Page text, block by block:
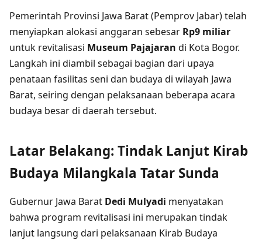
Pemerintah Provinsi Jawa Barat (Pemprov Jabar) telah
menyiapkan alokasi anggaran sebesar Rp9 miliar
untuk revitalisasi Museum Pajajaran di Kota Bogor.
Langkah ini diambil sebagai bagian dari upaya
penataan fasilitas seni dan budaya di wilayah Jawa
Barat, seiring dengan pelaksanaan beberapa acara
budaya besar di daerah tersebut.
Latar Belakang: Tindak Lanjut Kirab
Budaya Milangkala Tatar Sunda
Gubernur Jawa Barat Dedi Mulyadi menyatakan
bahwa program revitalisasi ini merupakan tindak
lanjut langsung dari pelaksanaan Kirab Budaya